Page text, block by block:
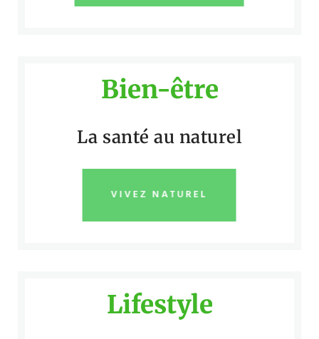
Bien-être
La santé au naturel
VIVEZ NATUREL
Lifestyle